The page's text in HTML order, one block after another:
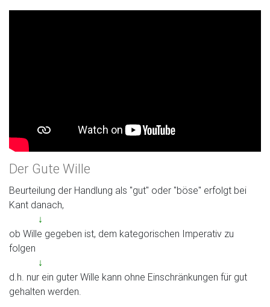
Der Gute Wille
Beurteilung der Handlung als "gut" oder "böse" erfolgt bei
Kant danach,
↓
ob Wille gegeben ist, dem kategorischen Imperativ zu
folgen
↓
d.h. nur ein guter Wille kann ohne Einschränkungen für gut
gehalten werden.